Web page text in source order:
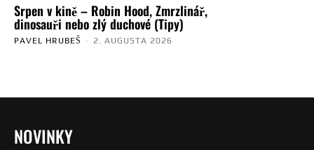
Srpen v kině – Robin Hood, Zmrzlinář,
dinosauři nebo zlý duchové (Tipy)
PAVEL HRUBEŠ - 2. AUGUSTA 2026
NOVINKY